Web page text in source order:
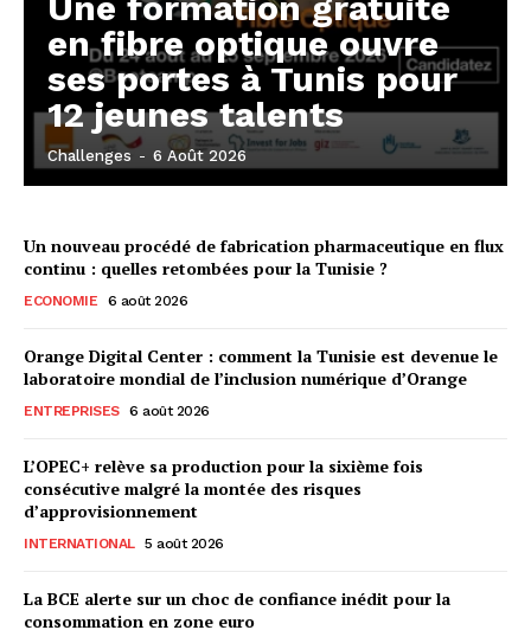
en fibre optique ouvre
ses portes à Tunis pour
12 jeunes talents
Challenges - 6 Août 2026
Un nouveau procédé de fabrication pharmaceutique en flux
continu : quelles retombées pour la Tunisie ?
ECONOMIE 6 août 2026
Orange Digital Center : comment la Tunisie est devenue le
laboratoire mondial de l’inclusion numérique d’Orange
ENTREPRISES 6 août 2026
L’OPEC+ relève sa production pour la sixième fois
consécutive malgré la montée des risques
d’approvisionnement
INTERNATIONAL 5 août 2026
La BCE alerte sur un choc de confiance inédit pour la
consommation en zone euro